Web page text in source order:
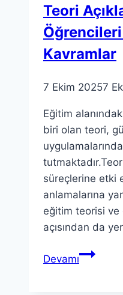
Teori
Kavramlar
7 Ekim 20257
Eğitim
biri olan teori,
süreçlerine etki
anlamalarına
eğitim teorisi
açısından da
DevamıTeori